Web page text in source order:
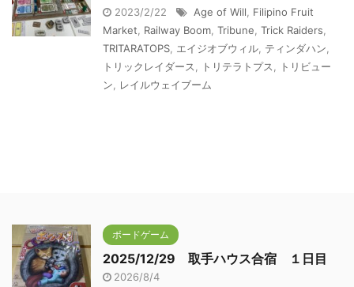
2023/2/22 Age of Will
Filipino Fruit
Market
Railway Boom Tribune Trick Raiders
TRITARATOPS
エイジオブウィル ティンダハン
トリックレイダース
トリテラトプス
トリビュー
ン
レイルウェイブーム
ボードゲーム
2025/12/29 取手ハウス合宿 １日目
2026/8/4